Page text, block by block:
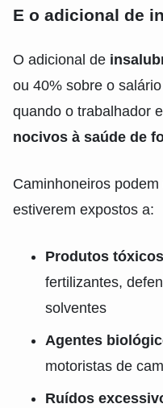
E o adicional de
O adicional de
ou 40% sobre o
quando o trabalhador
nocivos à saúde de
Caminhoneiros
estiverem expostos a:
Produtos
fertilizantes,
solventes
Agentes
motoristas de
Ruídos